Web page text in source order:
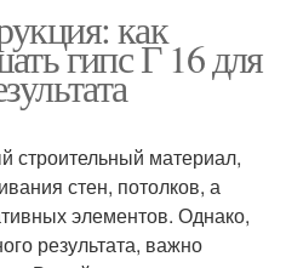
как
гипс Г 16 для
строительный материал,
стен, потолков, а
элементов. Однако,
результата, важно